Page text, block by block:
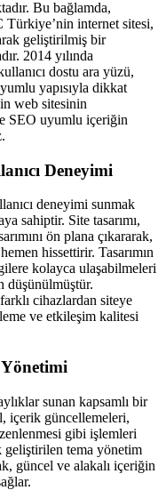
Bu bağlamda,
internet sitesi,
geliştirilmiş bir
2014 yılında
dostu ara yüzü,
yapısıyla dikkat
web sitesinin
SEO uyumlu içeriğin
Deneyimi
deneyimi sunmak
sahiptir. Site tasarımı,
ön plana çıkararak,
hissettirir. Tasarımın
kolayca ulaşabilmeleri
düşünülmüştür.
cihazlardan siteye
ve etkileşim kalitesi
sunan kapsamlı bir
içerik güncellemeleri,
gibi işlemleri
geliştirilen tema yönetim
güncel ve alakalı içeriğin